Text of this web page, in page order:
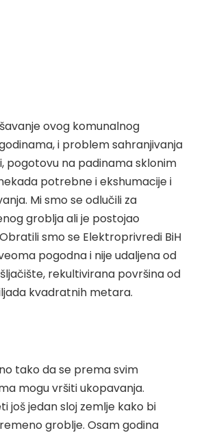
ovog komunalnog
i problem sahranjivanja
pogotovu na padinama sklonim
potrebne i ekshumacije i
Mi smo se odlučili za
groblja ali je postojao
smo se Elektroprivredi BiH
pogodna i nije udaljena od
rekultivirana površina od
kvadratnih metara.
tako da se prema svim
mogu vršiti ukopavanja.
još jedan sloj zemlje kako bi
groblje. Osam godina